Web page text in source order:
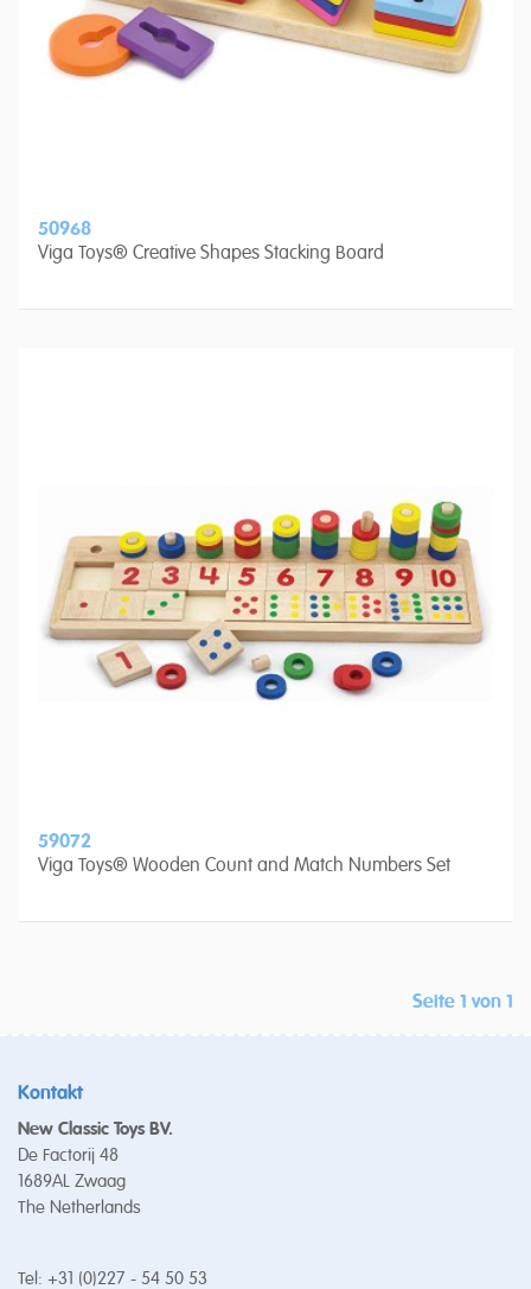
50968
Viga Toys® Creative Shapes Stacking Board
59072
Viga Toys® Wooden Count and Match Numbers Set
Seite 1 von 1
Kontakt
New Classic Toys BV.
De Factorij 48
1689AL Zwaag
The Netherlands
Tel: +31 (0)227 - 54 50 53